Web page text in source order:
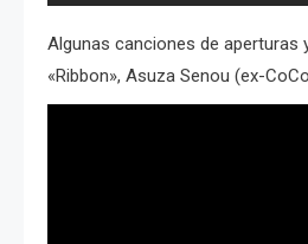
Algunas canciones de aperturas
«Ribbon», Asuza Senou (ex-